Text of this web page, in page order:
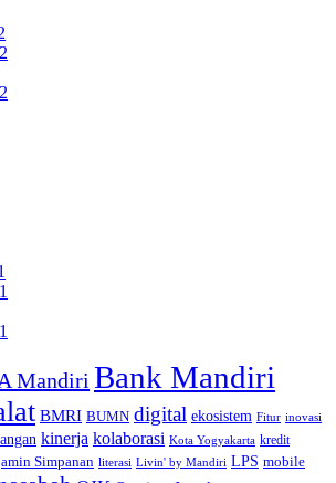
Mandiri Bank Mandiri
BMRI BUMN digital ekosistem Fitur inovasi
kinerja kolaborasi Kota Yogyakarta kredit
Simpanan literasi Livin' by Mandiri LPS mobile